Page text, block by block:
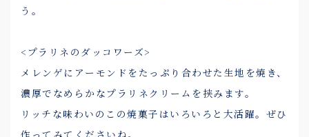
う。
<プラリネのダッコワーズ>
メレンゲにアーモンドをたっぷり合わせた生地を焼き、
濃厚でなめらかなプラリネクリームを挟みます。
リッチな味わいのこの焼菓子はいろいろと大活躍。ぜひ
作ってみてくださいね。